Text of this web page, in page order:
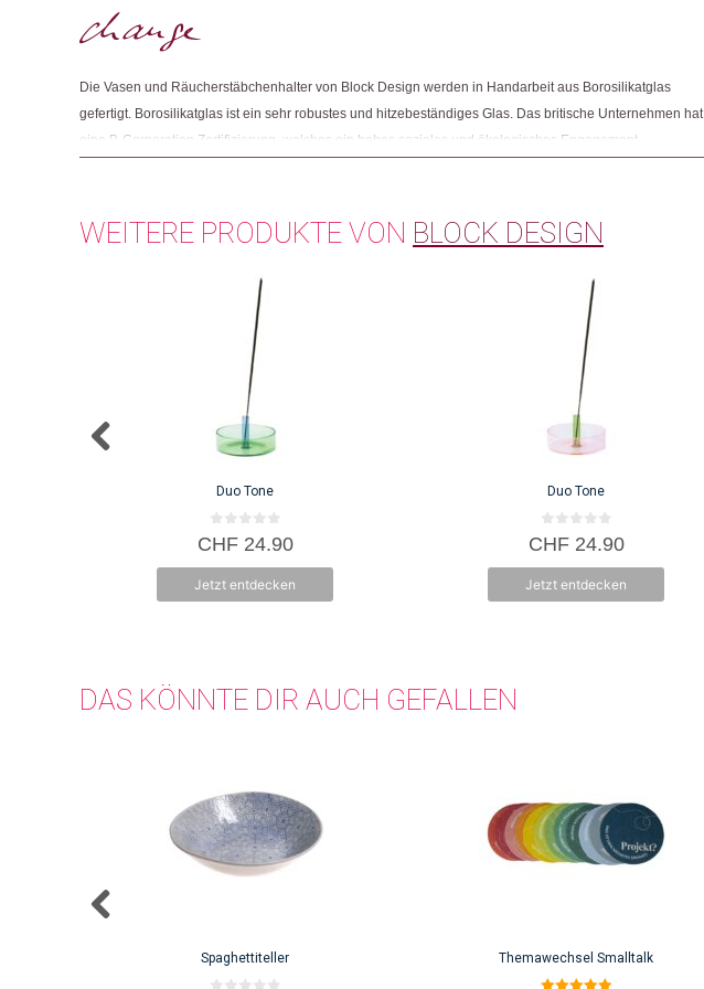
Die Vasen und Räucherstäbchenhalter von Block Design werden in Handarbeit aus Borosilikatglas
gefertigt. Borosilikatglas ist ein sehr robustes und hitzebeständiges Glas. Das britische Unternehmen hat
eine B-Corporation Zertifizierung, welches ein hohes soziales und ökologisches Engagement
WEITERE PRODUKTE VON BLOCK DESIGN
Duo Tone
0
v
5
CHF24.90
Jetzt entdecken
Duo Tone
0
v
5
CHF24.90
Jetzt entdecken
DAS KÖNNTE DIR AUCH GEFALLEN
Spaghettiteller Themawechsel Smalltalk